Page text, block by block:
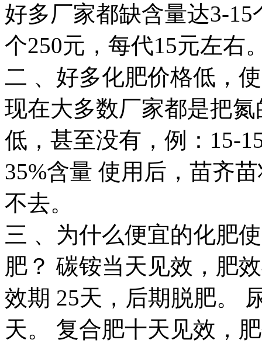
好多厂家都缺含量达3-
个250元，每代15元左右
二 、好多化肥价格低，
现在大多数厂家都是把
低，甚至没有，例：15-
35%含量 使用后，苗齐
不去。
三 、为什么便宜的化肥
肥？ 碳铵当天见效，肥
效期 25天，后期脱肥。
天。 复合肥十天见效，